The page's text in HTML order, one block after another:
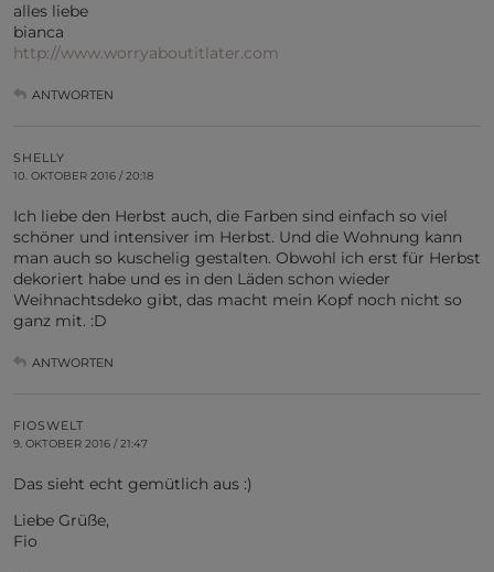
alles liebe
bianca
http://www.worryaboutitlater.com
ANTWORTEN
SHELLY
10. OKTOBER 2016 / 20:18
Ich liebe den Herbst auch, die Farben sind einfach so viel
schöner und intensiver im Herbst. Und die Wohnung kann
man auch so kuschelig gestalten. Obwohl ich erst für Herbst
dekoriert habe und es in den Läden schon wieder
Weihnachtsdeko gibt, das macht mein Kopf noch nicht so
ganz mit. :D
ANTWORTEN
FIOSWELT
9. OKTOBER 2016 / 21:47
Das sieht echt gemütlich aus :)
Liebe Grüße,
Fio